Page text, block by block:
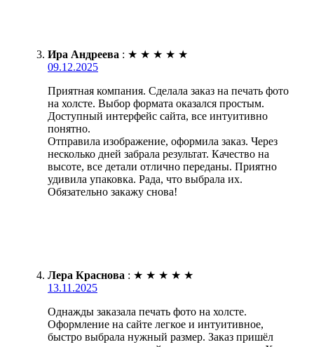
Ира Андреева : ★ ★ ★ ★ ★
09.12.2025
Приятная компания. Сделала заказ на печать фото
на холсте. Выбор формата оказался простым.
Доступный интерфейс сайта, все интуитивно
понятно.
Отправила изображение, оформила заказ. Через
несколько дней забрала результат. Качество на
высоте, все детали отлично переданы. Приятно
удивила упаковка. Рада, что выбрала их.
Обязательно закажу снова!
Лера Краснова : ★ ★ ★ ★ ★
13.11.2025
Однажды заказала печать фото на холсте.
Оформление на сайте легкое и интуитивное,
быстро выбрала нужный размер. Заказ пришёл